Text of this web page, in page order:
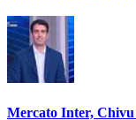
Mercato Inter, Chivu